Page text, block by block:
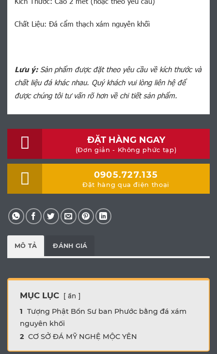
Chất Liệu: Đá cẩm thạch xám nguyên khối
Lưu ý:Sản phẩm được đặt theo yêu cầu về kích thước và
chất liệu đá khác nhau. Quý khách vui lòng liên hệ để
được chúng tôi tư vấn rõ hơn về chi tiết sản phẩm.
ĐẶT HÀNG NGAY
(Đơn giản - Không phức tạp)
0905.727.135
Đặt hàng qua điện thoại
MÔ TẢ ĐÁNH GIÁ
MỤC LỤC ẩn
1 Tượng Phật Bổn Sư ban Phước bằng đá xám
nguyên khối
2 CƠ SỞ ĐÁ MỸ NGHỆ MỘC YÊN